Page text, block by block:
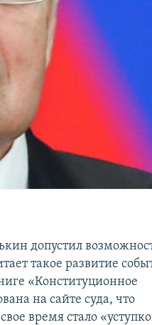
допустил
такое развитие
«Конституционное
на сайте суда, что
время стало